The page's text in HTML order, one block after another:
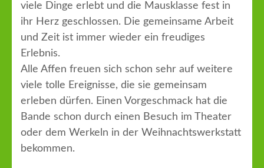
viele Dinge erlebt und die Mausklasse fest in
ihr Herz geschlossen. Die gemeinsame Arbeit
und Zeit ist immer wieder ein freudiges
Erlebnis.
Alle Affen freuen sich schon sehr auf weitere
viele tolle Ereignisse, die sie gemeinsam
erleben dürfen. Einen Vorgeschmack hat die
Bande schon durch einen Besuch im Theater
oder dem Werkeln in der Weihnachtswerkstatt
bekommen.